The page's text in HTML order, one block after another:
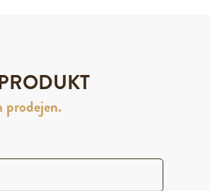
prodejen.